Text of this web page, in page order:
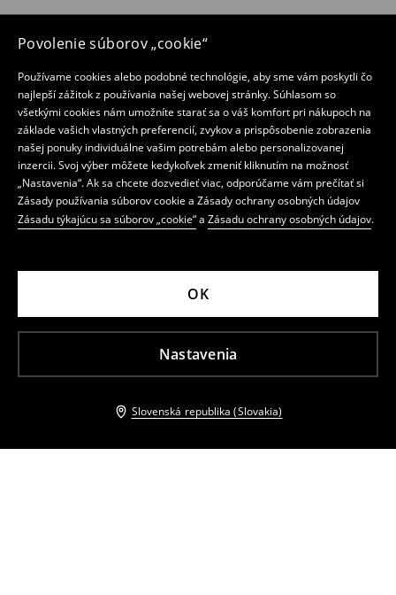
Povolenie súborov „cookie“
Používame cookies alebo podobné technológie, aby sme vám poskytli čo
najlepší zážitok z používania našej webovej stránky. Súhlasom so
všetkými cookies nám umožníte starať sa o váš komfort pri nákupoch na
základe vašich vlastných preferencií, zvykov a prispôsobenie zobrazenia
našej ponuky individuálne vašim potrebám alebo personalizovanej
inzercii. Svoj výber môžete kedykoľvek zmeniť kliknutím na možnosť
„Nastavenia“. Ak sa chcete dozvedieť viac, odporúčame vám prečítať si
Zásady používania súborov cookie a Zásady ochrany osobných údajov
Zásadu týkajúcu sa súborov „cookie“a Zásadu ochrany osobných údajov.
Nastavenia
OK
Slovenská republika (Slovakia)